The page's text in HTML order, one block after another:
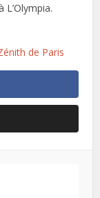
de Paris